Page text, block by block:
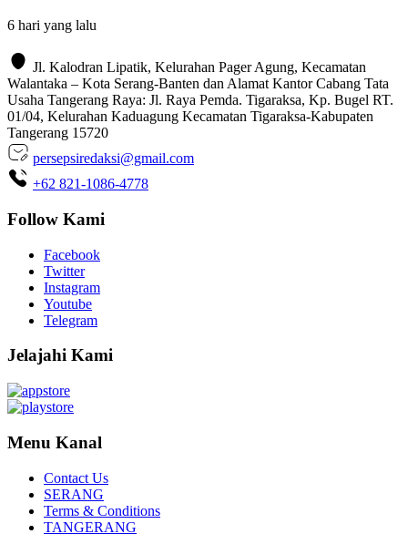
6 hari yang lalu
Jl. Kalodran Lipatik, Kelurahan Pager Agung, Kecamatan
Walantaka – Kota Serang-Banten dan Alamat Kantor Cabang Tata
Usaha Tangerang Raya: Jl. Raya Pemda. Tigaraksa, Kp. Bugel RT.
01/04, Kelurahan Kaduagung Kecamatan Tigaraksa-Kabupaten
Tangerang 15720
persepsiredaksi@gmail.com
+62 821-1086-4778
Follow Kami
Facebook
Twitter
Instagram
Youtube
Telegram
Jelajahi Kami
Menu Kanal
Contact Us
SERANG
Terms & Conditions
TANGERANG